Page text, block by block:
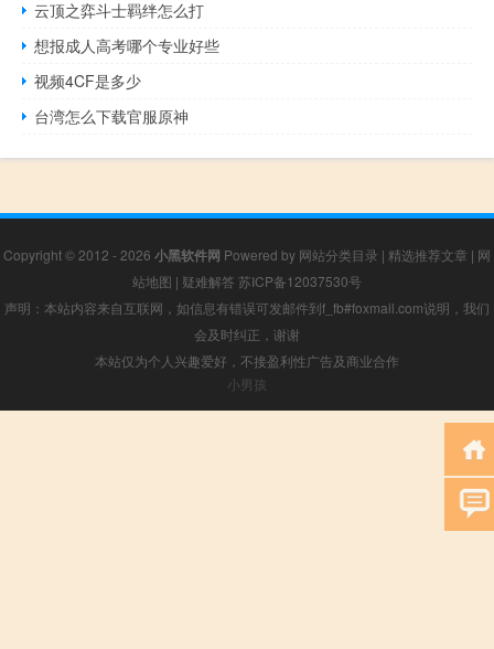
云顶之弈斗士羁绊怎么打
想报成人高考哪个专业好些
视频4CF是多少
台湾怎么下载官服原神
Copyright © 2012 - 2026 小黑软件网 Powered by 网站分类目录 | 精选推荐文章 | 网
站地图 | 疑难解答 苏ICP备12037530号
声明：本站内容来自互联网，如信息有错误可发邮件到f_fb#foxmail.com说明，我们
会及时纠正，谢谢
本站仅为个人兴趣爱好，不接盈利性广告及商业合作
小男孩